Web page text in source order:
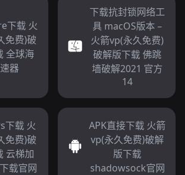
下载 火
免费)破
全球海
器
下载抗封锁网络工
具 macOS版本 –
火箭vp(永久免费)
破解版下载 佛跳
墙破解2021 官方
14
下载 火
免费)破
云梯加
载官网
APK直接下载 火箭
vp(永久免费)破解
版下载
shadowsock官网